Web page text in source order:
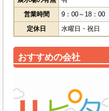
営業時間
9：00～18：00
定休日
水曜日・祝日
おすすめの会社